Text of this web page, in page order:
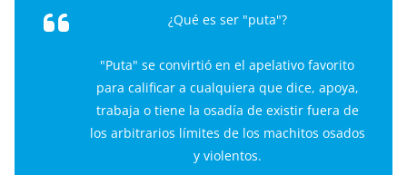
¿Qué es ser "puta"?
"Puta" se convirtió en el apelativo favorito
para calificar a cualquiera que dice, apoya,
trabaja o tiene la osadía de existir fuera de
los arbitrarios límites de los machitos osados
y violentos.